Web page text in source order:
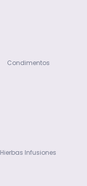
Condimentos
Hierbas Infusiones